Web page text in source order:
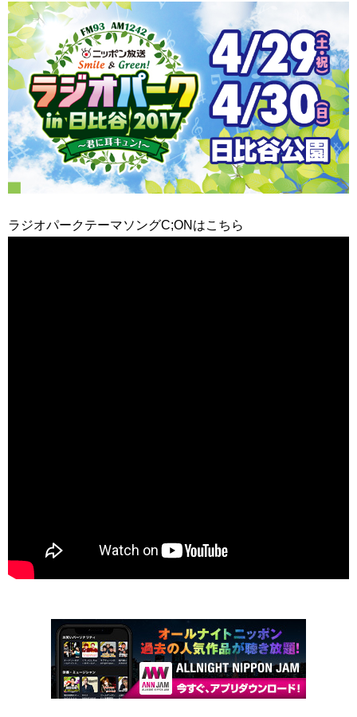
ラジオパークテーマソングC;ONはこちら